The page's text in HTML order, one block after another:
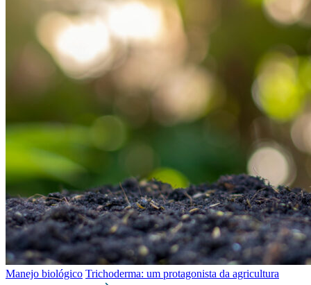
Manejo biológico Trichoderma: um protagonista da agricultura